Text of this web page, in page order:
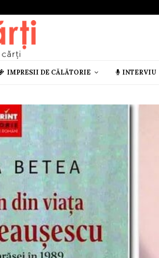
IMPRESII DE CĂLĂTORIE INTERVIU